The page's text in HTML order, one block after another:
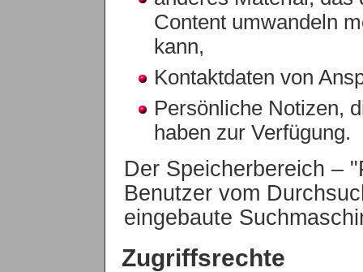
Content umwandeln
kann,
Kontaktdaten von
Persönliche Notizen,
haben zur Verfügung.
Der Speicherbereich –
Benutzer vom
eingebaute
Zugriffsrechte